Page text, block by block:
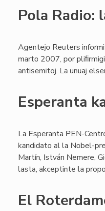
Pola Radio:
Agentejo Reuters
marto 2007, por
antisemitoj. La unuaj
Esperanta
La Esperanta PEN-
kandidato al la Nobel-
Martín, István Nemere,
lasta, akceptinte la
El